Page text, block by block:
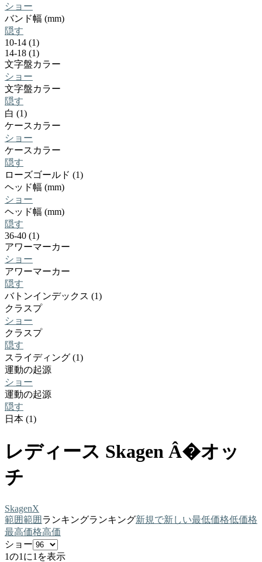
ショー
バンド幅 (mm)
隠す
10-14 (1)
14-18 (1)
文字盤カラー
ショー
文字盤カラー
隠す
白 (1)
ケースカラー
ショー
ケースカラー
隠す
ローズゴールド (1)
ヘッド幅 (mm)
ショー
ヘッド幅 (mm)
隠す
36-40 (1)
アワーマーカー
ショー
アワーマーカー
隠す
バトンインデックス (1)
クラスプ
ショー
クラスプ
隠す
スライディング (1)
運動の起源
ショー
運動の起源
隠す
日本 (1)
レディース Skagen Â�オッ
チ
SkagenX
範囲範囲 ランキングランキング新規で新しい最低価格低価格
最高価格高価
ショー
1の1に1を表示